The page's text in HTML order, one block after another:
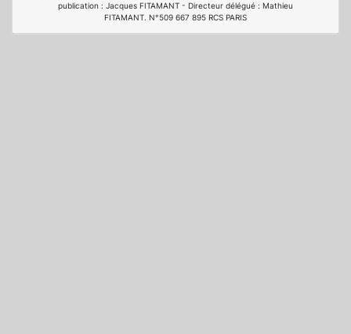
publication : Jacques FITAMANT - Directeur délégué : Mathieu
FITAMANT. N°509 667 895 RCS PARIS